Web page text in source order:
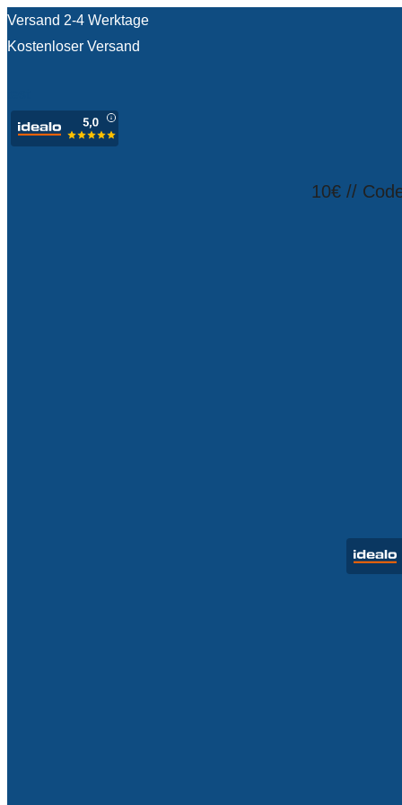
Versand 2-4 Werktage
Kostenloser Versand
10€ //